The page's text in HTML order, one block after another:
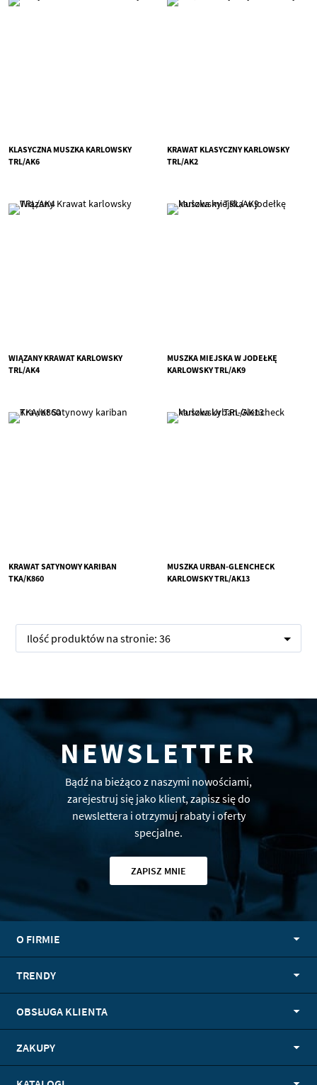
KLASYCZNA MUSZKA KARLOWSKY
TRL/AK6
KRAWAT KLASYCZNY KARLOWSKY
TRL/AK2
WIĄZANY KRAWAT KARLOWSKY
TRL/AK4
MUSZKA MIEJSKA W JODEŁKĘ
KARLOWSKY TRL/AK9
KRAWAT SATYNOWY KARIBAN
TKA/K860
MUSZKA URBAN-GLENCHECK
KARLOWSKY TRL/AK13
Ilość produktów na stronie: 36
NEWSLETTER
Bądź na bieżąco z naszymi nowościami,
zarejestruj się jako klient, zapisz się do
newslettera i otrzymuj rabaty i oferty
specjalne.
ZAPISZ MNIE
O FIRMIE
TRENDY
OBSŁUGA KLIENTA
ZAKUPY